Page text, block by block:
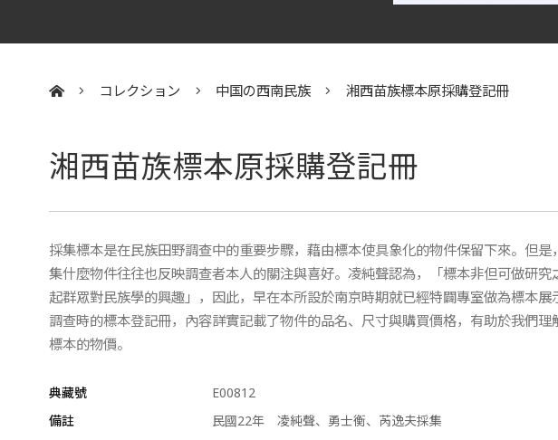
コレクション 中国の西南民族 湘西苗族標本原採購登記冊
湘西苗族標本原採購登記冊
採集標本是在民族田野調查中的重要步驟，藉由標本使具象化的物件保留下來。但
集什麼物件往往也反映調查者本人的關注與喜好。凌純聲認為，「標本非但可做研究
起群眾對民族學的興趣」，因此，早在本所設於南京時期就已經特闢專室做為標本
調查時的標本登記冊，內容詳實記載了物件的品名、尺寸與購買價格，有助於我們
標本的物價。
典藏號
E00812
備註
民國22年 凌純聲、勇士衡、芮逸夫採集